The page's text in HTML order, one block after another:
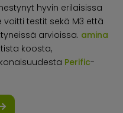
hyvin erilaisissa
voitti testit sekä M3 että
arvioissa. amina
koosta,
Perific-